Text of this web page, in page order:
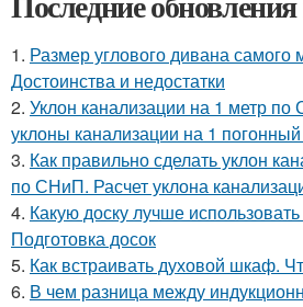
1. Размер углового дивана самого
Достоинства и недостатки
2. Уклон канализации на 1 метр
уклоны канализации на 1
3. Как правильно сделать уклон
по СНиП. Расчет уклона
4. Какую доску лучше
Подготовка досок
5. Как встраивать духовой шкаф.
6. В чем разница между